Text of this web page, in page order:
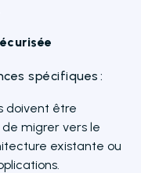
spécifiques :
doivent être
de migrer vers le
existante ou